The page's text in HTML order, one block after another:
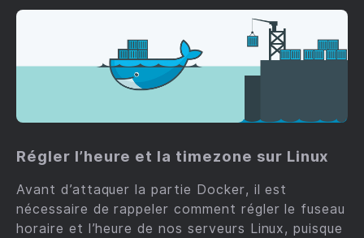
Régler l’heure et la timezone sur Linux
Avant d’attaquer la partie Docker, il est
nécessaire de rappeler comment régler le fuseau
horaire et l’heure de nos serveurs Linux, puisque